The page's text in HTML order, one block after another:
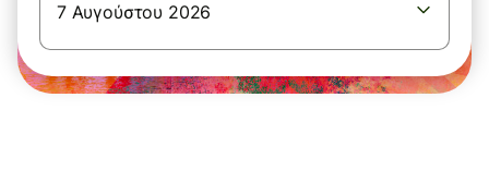
7 Αυγούστου 2026